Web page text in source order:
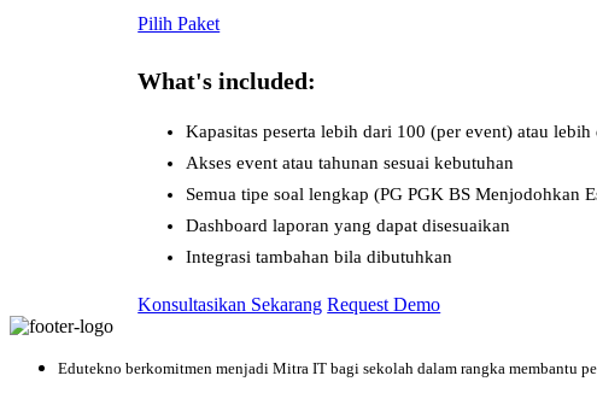
Pilih Paket
What's included:
Kapasitas peserta lebih dari 100 (per event) atau
Akses event atau tahunan sesuai kebutuhan
Semua tipe soal lengkap (PG PGK BS Menjodohkan
Dashboard laporan yang dapat disesuaikan
Integrasi tambahan bila dibutuhkan
Konsultasikan Sekarang Request Demo
Edutekno berkomitmen menjadi Mitra IT bagi sekolah dalam rangka membantu